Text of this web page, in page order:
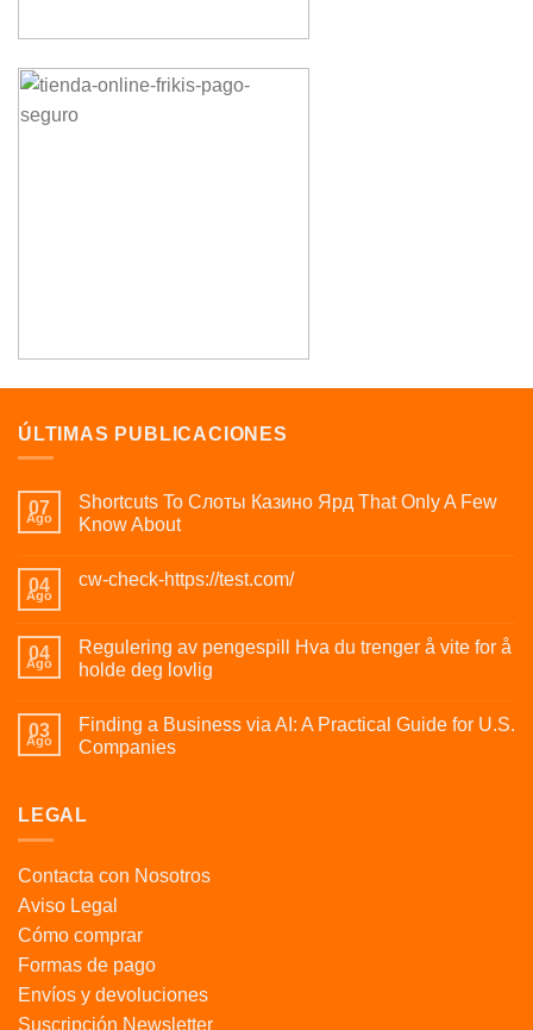
ÚLTIMAS PUBLICACIONES
07
Ago
Shortcuts To Слоты Казино Ярд That Only A Few
Know About
04
Ago
cw-check-https://test.com/
04
Ago
Regulering av pengespill Hva du trenger å vite for å
holde deg lovlig
03
Ago
Finding a Business via AI: A Practical Guide for U.S.
Companies
LEGAL
Contacta con Nosotros
Aviso Legal
Cómo comprar
Formas de pago
Envíos y devoluciones
Suscripción Newsletter